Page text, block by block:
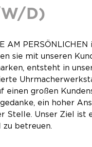
D)
AM
sie mit unseren
entsteht in
einen großen
ein hoher
Stelle. Unser Ziel ist
betreuen.